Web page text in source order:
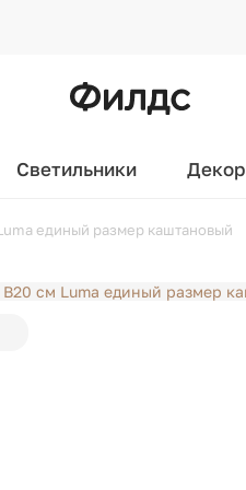
Светильники Декор
единый размер каштановый